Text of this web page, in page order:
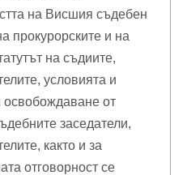
на Висшия съдебен
прокурорските и на
на съдиите,
условията и
освобождаване от
заседатели,
както и за
отговорност се